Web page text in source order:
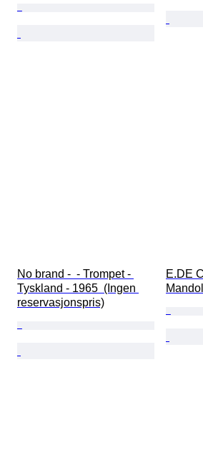
No brand -  - Trompet -
Tyskland - 1965  (Ingen
reservasjonspris)
E.DE